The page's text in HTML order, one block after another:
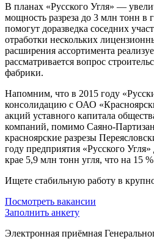
В планах «Русского Угля» —
мощность разреза до 3 млн тонн в
помогут доразведка соседних
отработки нескольких
расширения ассортимента
рассматривается вопрос
фабрики.
Напомним, что в 2015 году
консолидацию с ОАО
акций уставного капитала
компаний, помимо Саяно-
красноярские разрезы
году предприятия «Русского
крае 5,9 млн тонн угля, что на 15
Ищете стабильную работу в
Посмотреть вакансии
Заполнить анкету
Электронная приёмная